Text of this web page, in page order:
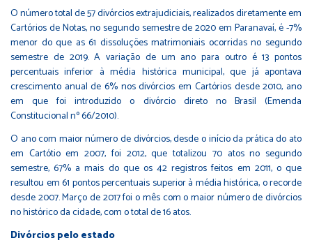
O número total de 57 divórcios extrajudiciais, realizados diretamente em
Cartórios de Notas, no segundo semestre de 2020 em Paranavaí, é -7%
menor do que as 61 dissoluções matrimoniais ocorridas no segundo
semestre de 2019. A variação de um ano para outro é 13 pontos
percentuais inferior à média histórica municipal, que já apontava
crescimento anual de 6% nos divórcios em Cartórios desde 2010, ano
em que foi introduzido o divórcio direto no Brasil (Emenda
Constitucional nº 66/2010).
O ano com maior número de divórcios, desde o início da prática do ato
em Cartótio em 2007, foi 2012, que totalizou 70 atos no segundo
semestre, 67% a mais do que os 42 registros feitos em 2011, o que
resultou em 61 pontos percentuais superior à média histórica, o recorde
desde 2007. Março de 2017 foi o mês com o maior número de divórcios
no histórico da cidade, com o total de 16 atos.
Divórcios pelo estado